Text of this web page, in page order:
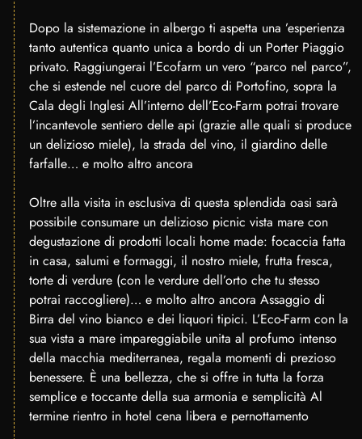
Dopo la sistemazione in albergo ti aspetta una ’esperienza
tanto autentica quanto unica a bordo di un Porter Piaggio
privato. Raggiungerai l’Ecofarm un vero “parco nel parco”,
che si estende nel cuore del parco di Portofino, sopra la
Cala degli Inglesi All’interno dell’Eco-Farm potrai trovare
l’incantevole sentiero delle api (grazie alle quali si produce
un delizioso miele), la strada del vino, il giardino delle
farfalle… e molto altro ancora
Oltre alla visita in esclusiva di questa splendida oasi sarà
possibile consumare un delizioso picnic vista mare con
degustazione di prodotti locali home made: focaccia fatta
in casa, salumi e formaggi, il nostro miele, frutta fresca,
torte di verdure (con le verdure dell’orto che tu stesso
potrai raccogliere)… e molto altro ancora Assaggio di
Birra del vino bianco e dei liquori tipici. L’Eco-Farm con la
sua vista a mare impareggiabile unita al profumo intenso
della macchia mediterranea, regala momenti di prezioso
benessere. È una bellezza, che si offre in tutta la forza
semplice e toccante della sua armonia e semplicità Al
termine rientro in hotel cena libera e pernottamento